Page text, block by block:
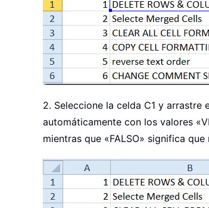
2. Seleccione la celda C1 y
automáticamente con los valores
mientras que «FALSO» significa que